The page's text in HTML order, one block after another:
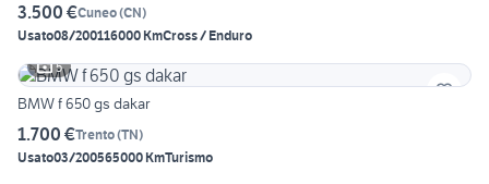
3.500 €Cuneo(CN)
Usato08/200116000 KmCross / Enduro
5
BMW f 650 gs dakar
1.700 €Trento(TN)
Usato03/200565000 KmTurismo